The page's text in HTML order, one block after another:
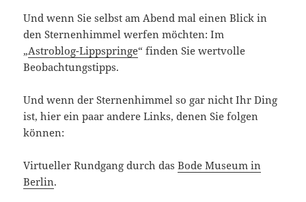
Und wenn Sie selbst am Abend mal einen Blick in
den Sternenhimmel werfen möchten: Im
„Astroblog-Lippspringe“ finden Sie wertvolle
Beobachtungstipps.
Und wenn der Sternenhimmel so gar nicht Ihr Ding
ist, hier ein paar andere Links, denen Sie folgen
können:
Virtueller Rundgang durch dasBode Museum in
Berlin.